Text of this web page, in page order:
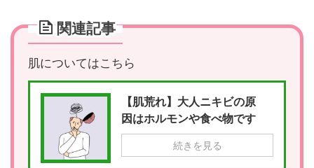
関連記事
肌についてはこちら
【肌荒れ】大人ニキビの原
因はホルモンや食べ物です
続きを見る